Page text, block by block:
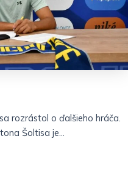
rozrástol o ďalšieho hráča.
Šoltisa je...